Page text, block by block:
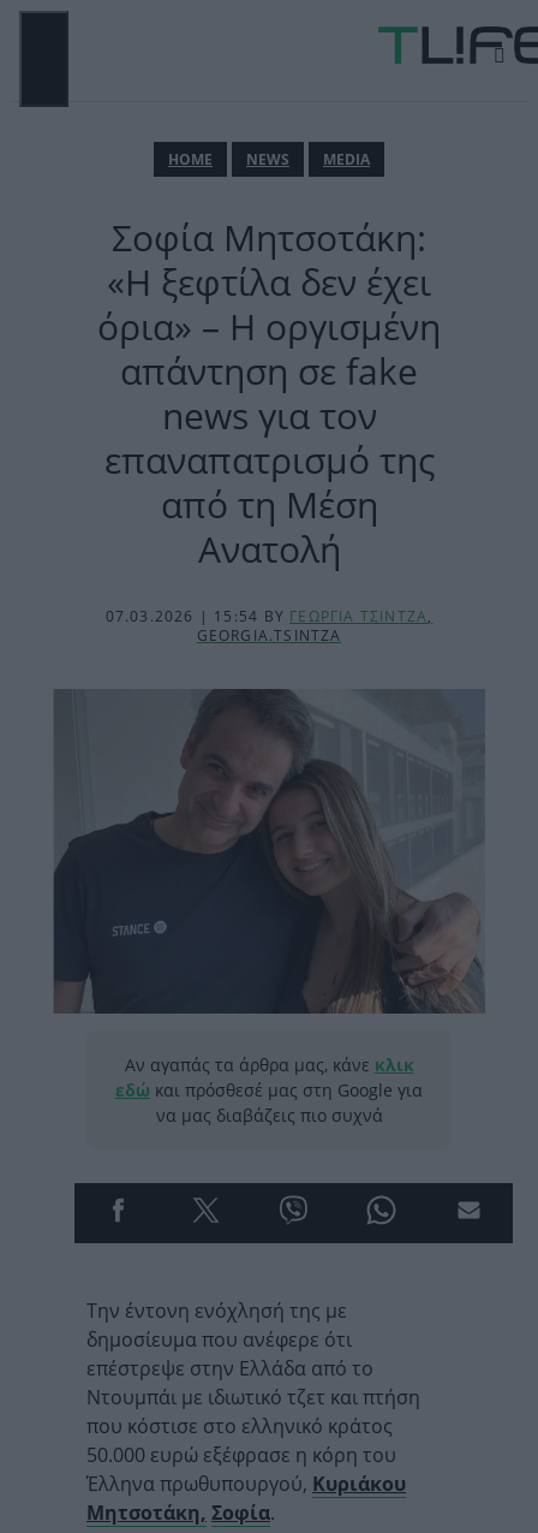
Μετάβαση
ΗΟΜΕ NEWS MEDIA
Σοφία Μητσοτάκη:
«Η ξεφτίλα δεν έχει
όρια» – Η οργισμένη
απάντηση σε fake
news για τον
επαναπατρισμό της
από τη Μέση
Ανατολή
07.03.2026 | 15:54 BY ΓΕΩΡΓΙΑ ΤΣΙΝΤΖΑ,
GEORGIA.TSINTZA
Αν αγαπάς τα άρθρα μας, κάνε κλικ
εδώ και πρόσθεσέ μας στη Google για
να μας διαβάζεις πιο συχνά
Την έντονη ενόχλησή της με
δημοσίευμα που ανέφερε ότι
επέστρεψε στην Ελλάδα από το
Ντουμπάι με ιδιωτικό τζετ και πτήση
που κόστισε στο ελληνικό κράτος
50.000 ευρώ εξέφρασε η κόρη του
Έλληνα πρωθυπουργού, Κυριάκου
Μητσοτάκη, Σοφία.